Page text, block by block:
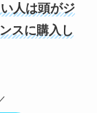
人は頭がジ
スに購入し